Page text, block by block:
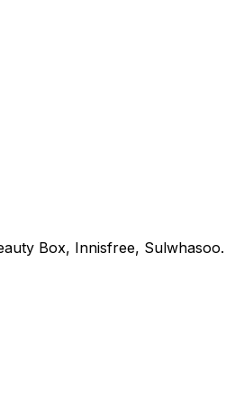
Box, Innisfree, Sulwhasoo.